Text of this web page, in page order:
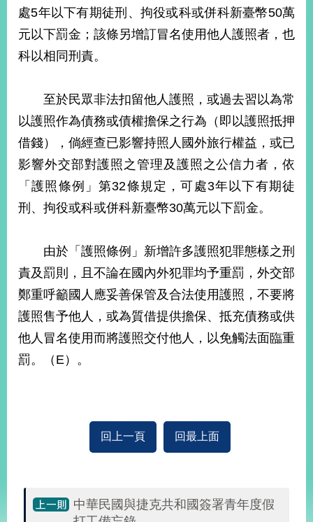
開
為
民
本
部
相
關
站
信
箱
粉
絲
專
頁
LINEInstagram
X平台
(原推特)
APPYouTube
RSS
開
處5年以下有期徒刑、拘役或科或併科新臺幣50萬
元以下罰金；該條另增訂冒名使用他人護照者，也
科以相同刑責。
至於民眾非法扣留他人護照，或過去習以為常
以護照作為債務或債權擔保之行為（即以護照抵押
借錢），倘經查已影響持照人國外旅行權益，或已
影響外交部對護照之管理及護照之公信力者，依
「護照條例」第32條規定，可處3年以下有期徒
刑、拘役或科或併科新臺幣30萬元以下罰金。
由於「護照條例」新增許多護照犯罪態樣之刑
責及罰則，且不論在國內外犯罪均予重罰，外交部
鄭重呼籲國人應妥善保管及合法使用護照，不要將
護照售予他人，或為質借提供擔保、抵充債務或供
他人冒名使用而將護照交付他人，以免觸法面臨重
罰。（E）。
回上一頁 回最上面
中華民國與捷克共和國簽署青年度假